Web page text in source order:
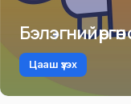
Бэлэгний
Цааш үзэх